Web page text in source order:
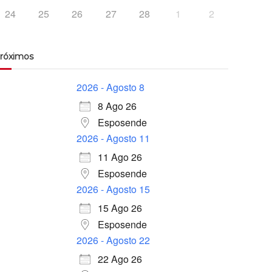
24 25 26 27 28 1 2
2026 - Agosto 8
8 Ago 26
Esposende
2026 - Agosto 11
11 Ago 26
Esposende
2026 - Agosto 15
15 Ago 26
Esposende
2026 - Agosto 22
22 Ago 26